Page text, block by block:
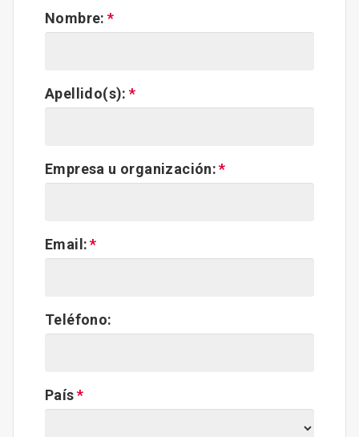
Nombre:
Apellido(s):
Empresa u organización:
Email:
Teléfono:
País